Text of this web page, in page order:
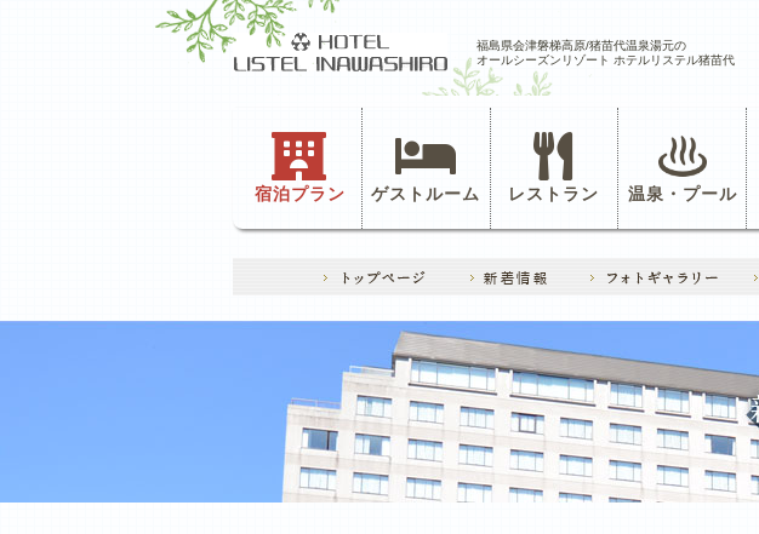
福島県会津磐梯高原/猪苗代温泉湯元の
オールシーズンリゾート ホテルリステル猪苗代
宿泊プラン ゲストルーム レストラン 温泉・プール